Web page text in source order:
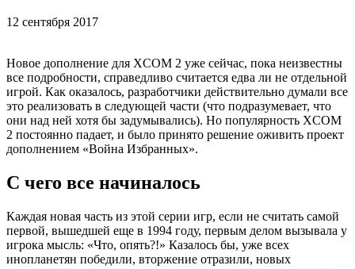
12 сентября 2017
Новое дополнение для XCOM 2 уже сейчас, пока неизвестны
все подробности, справедливо считается едва ли не отдельной
игрой. Как оказалось, разработчики действительно думали все
это реализовать в следующей части (что подразумевает, что
они над ней хотя бы задумывались). Но популярность XCOM
2 постоянно падает, и было принято решение оживить проект
дополнением «Война Избранных».
С чего все начиналось
Каждая новая часть из этой серии игр, если не считать самой
первой, вышедшей еще в 1994 году, первым делом вызывала у
игрока мысль: «Что, опять?!» Казалось бы, уже всех
инопланетян победили, вторжение отразили, новых